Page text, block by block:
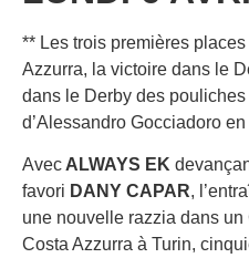
** Les trois premières
Azzurra, la victoire dans le
dans le Derby des
d’Alessandro Gocciadoro
AvecALWAYS EK
favori DANY CAPAR,
une nouvelle razzia dans
Costa Azzurra à Turin,